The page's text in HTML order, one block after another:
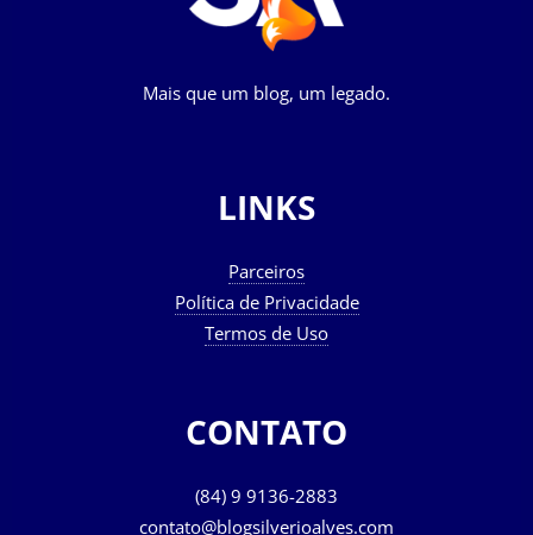
Mais que um blog, um legado.
LINKS
Parceiros
Política de Privacidade
Termos de Uso
CONTATO
(84) 9 9136-2883